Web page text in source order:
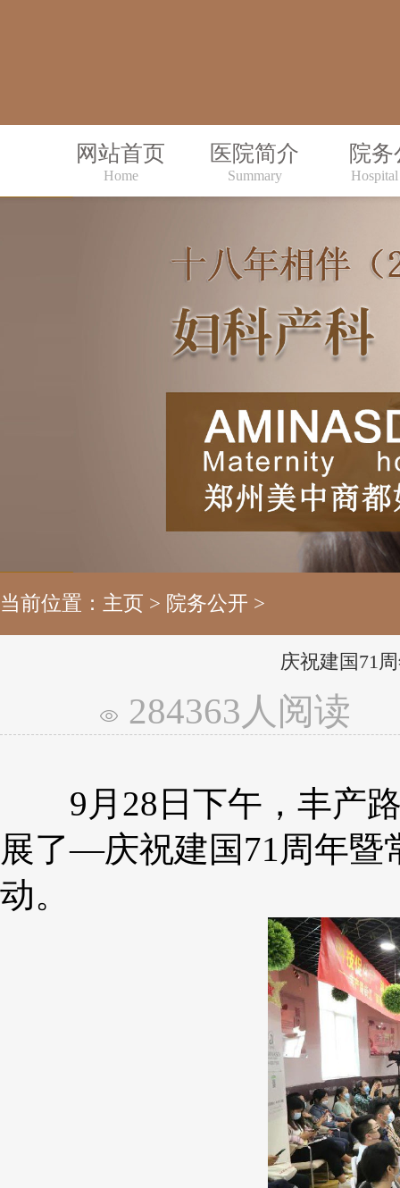
网站首页
Home
医院简介
Summary
院
当前位置： 主页 > 院务公开 >
庆祝建国71
284363人阅读
9月28日下午，丰产路
展了—庆祝建国71周年暨
动。